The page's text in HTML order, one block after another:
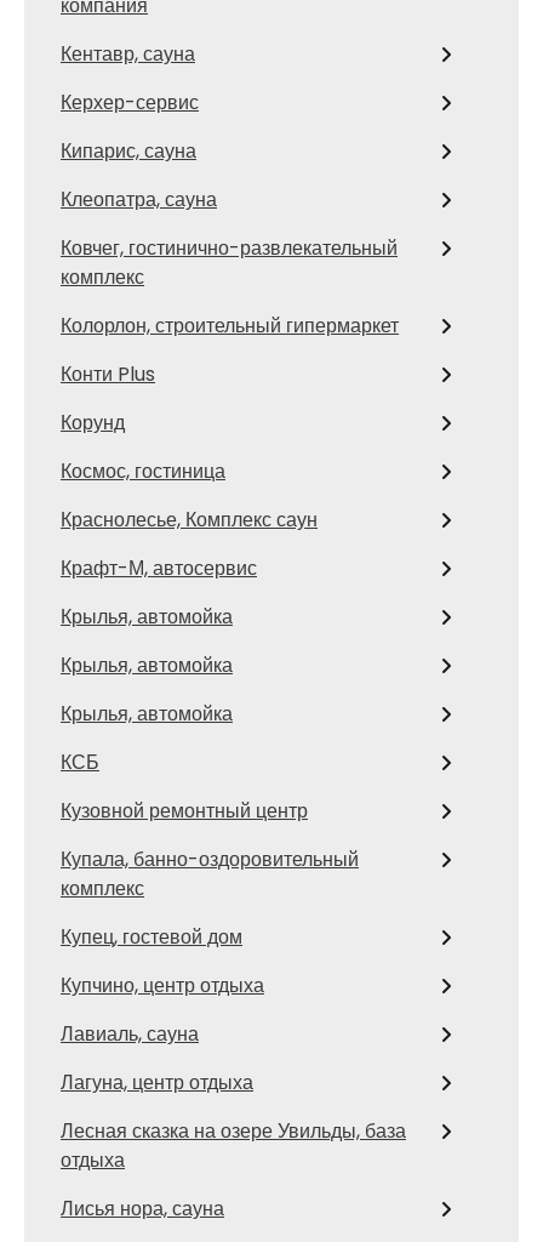
Кентавр, сауна
Керхер-сервис
Кипарис, сауна
Клеопатра, сауна
Ковчег, гостинично-развлекательный
комплекс
Колорлон, строительный гипермаркет
Конти Plus
Корунд
Космос, гостиница
Краснолесье, Комплекс саун
Крафт-М, автосервис
Крылья, автомойка
Крылья, автомойка
Крылья, автомойка
КСБ
Кузовной ремонтный центр
Купала, банно-оздоровительный
комплекс
Купец, гостевой дом
Купчино, центр отдыха
Лавиаль, сауна
Лагуна, центр отдыха
Лесная сказка на озере Увильды, база
отдыха
Лисья нора, сауна